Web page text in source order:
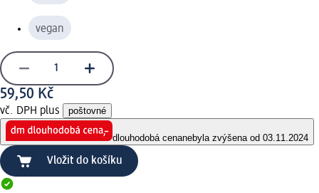
vegan
59,50 Kč
vč. DPH plus poštovné
dlouhodobá cenanebyla zvýšena od 03.11.2024
Vložit do košíku